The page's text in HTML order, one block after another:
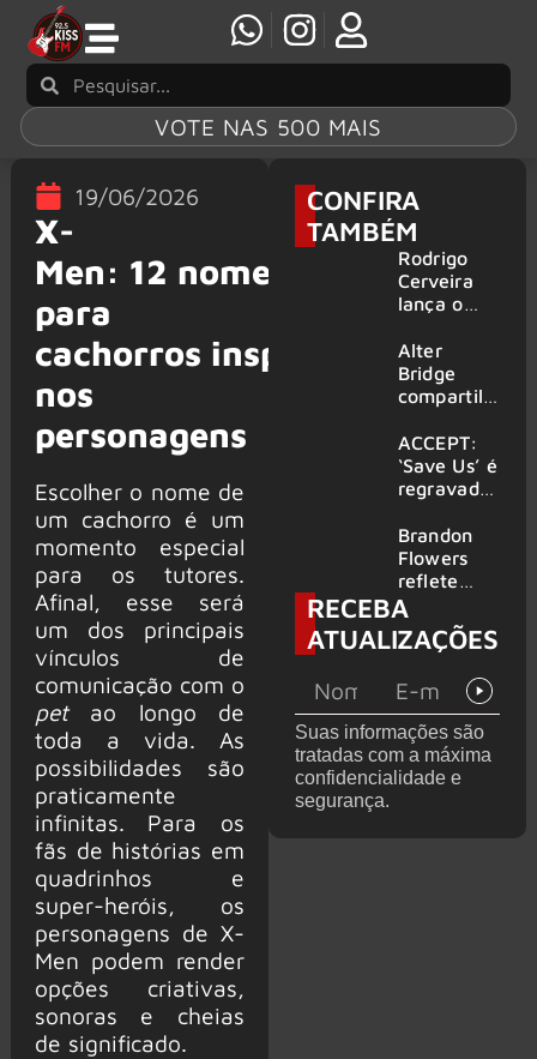
VOTE NAS 500 MAIS
19/06/2026
X-
Men: 12 nomes
para
cachorros inspirados
nos
personagens
Escolher o nome de
um cachorro é um
momento especial
para os tutores.
Afinal, esse será
um dos principais
vínculos de
comunicação com o
petao longo de
toda a vida. As
possibilidades são
praticamente
infinitas. Para os
fãs de histórias em
quadrinhos e
super-heróis, os
personagens de X-
Men podem render
opções criativas,
sonoras e cheias
de significado.
CONFIRA
TAMBÉM
Rodrigo
Cerveira
lança o
Searcher”
Alter
Bridge
compartilh
vivo de
“Fortress”
gravada
am Ring
2026
ACCEPT:
‘Save Us’ é
regravada
membros
do GHOST
e KORN
Brandon
Flowers
reflete
sobre o
futuro e
levanta
de de
deixar os
palcos
RECEBA
ATUALIZAÇÕES
Suas informações são
tratadas com a máxima
confidencialidade e
segurança.